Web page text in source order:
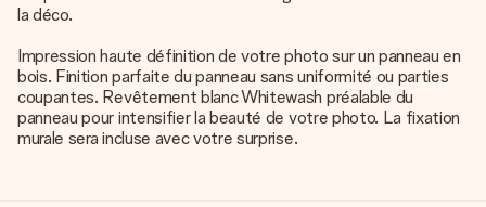
la déco.
Impression haute définition de votre photo sur un panneau en
bois. Finition parfaite du panneau sans uniformité ou parties
coupantes. Revêtement blanc Whitewash préalable du
panneau pour intensifier la beauté de votre photo. La fixation
murale sera incluse avec votre surprise.